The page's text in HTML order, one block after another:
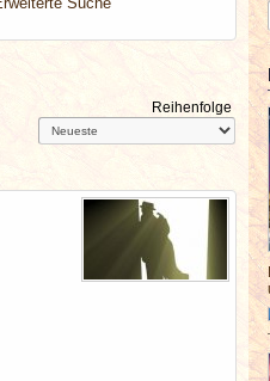
Reihenfolge